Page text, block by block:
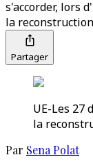
s'accorder, lors
la
Partager
UE-Les 27
la
Par Sena Polat